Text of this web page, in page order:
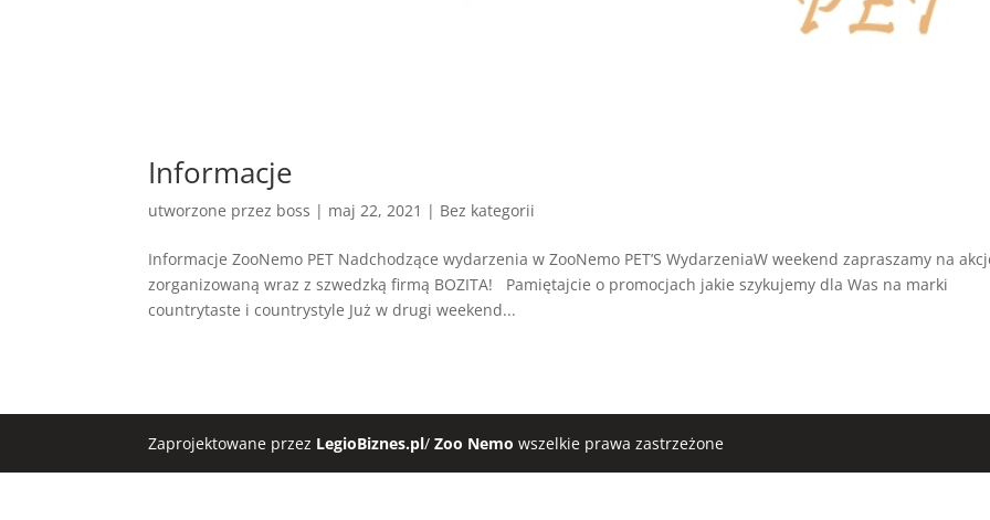
Informacje
utworzone przez boss | maj 22, 2021 | Bez kategorii
Informacje ZooNemo PET Nadchodzące wydarzenia w ZooNemo PET’S WydarzeniaW weekend zapraszamy na
zorganizowaną wraz z szwedzką firmą BOZITA! Pamiętajcie o promocjach jakie szykujemy dla Was na marki
countrytaste i countrystyle Już w drugi weekend...
Zaprojektowane przez LegioBiznes.pl/Zoo Nemo wszelkie prawa zastrzeżone